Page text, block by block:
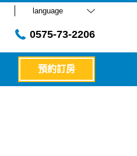
language
0575-73-2206
預約訂房